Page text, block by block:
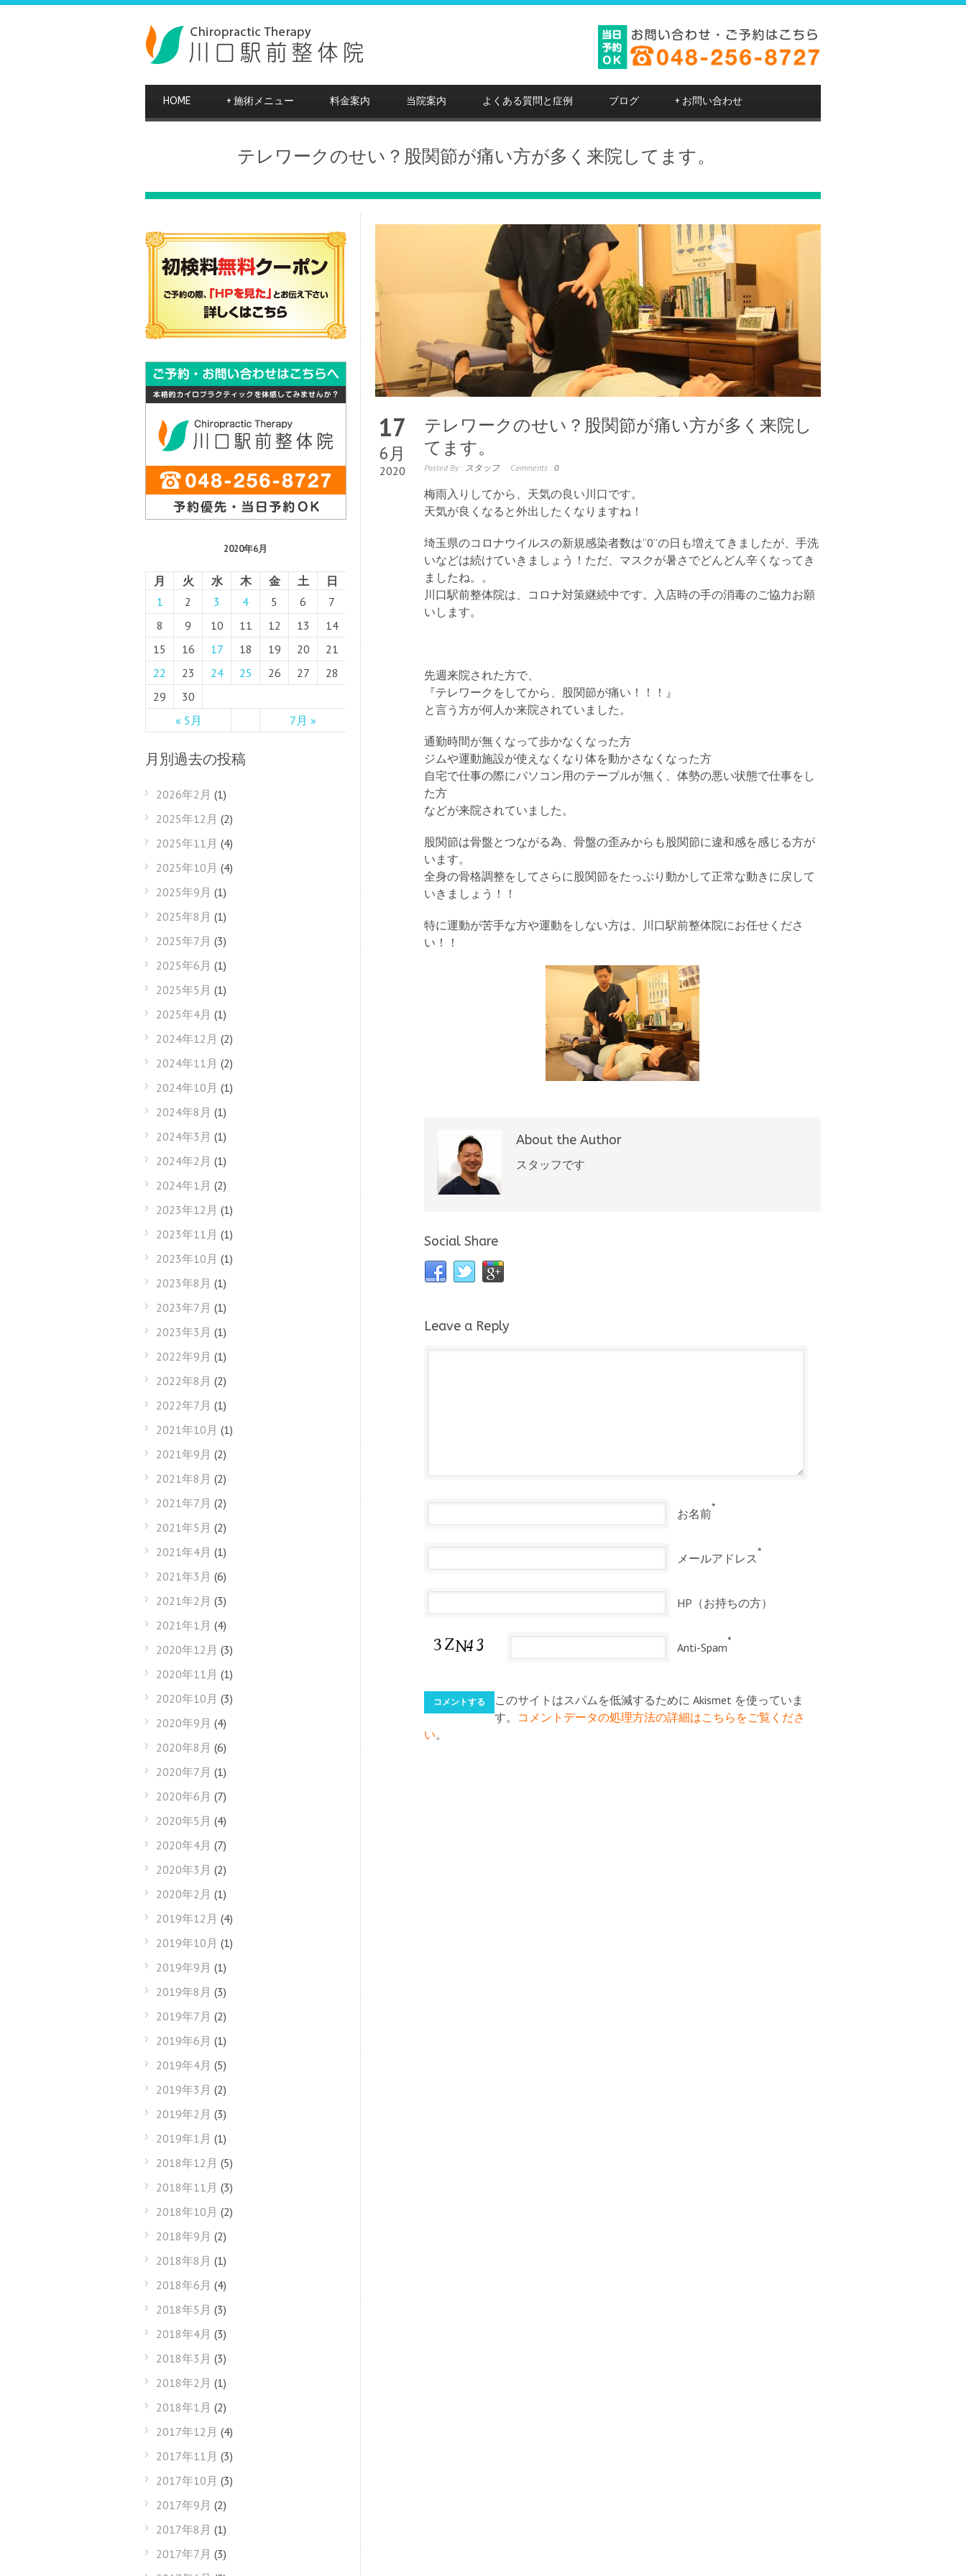
HOME 施術メニュー
+ 料金案内 当院案内 よくある質問と症例 ブログ お問い合わせ
+
テレワークのせい？股関節が痛い方が多く来院してます。
17
6月
2020
テレワークのせい？股関節が痛い方が多く来院し
てます。
Posted By : スタッフ Comments : 0
梅雨入りしてから、天気の良い川口です。
天気が良くなると外出したくなりますね！
埼玉県のコロナウイルスの新規感染者数は“0”の日も増えてきましたが、手洗
いなどは続けていきましょう！ただ、マスクが暑さでどんどん辛くなってき
ましたね。。
川口駅前整体院は、コロナ対策継続中です。入店時の手の消毒のご協力お願
いします。
先週来院された方で、
『テレワークをしてから、股関節が痛い！！！』
と言う方が何人か来院されていました。
通勤時間が無くなって歩かなくなった方
ジムや運動施設が使えなくなり体を動かさなくなった方
自宅で仕事の際にパソコン用のテーブルが無く、体勢の悪い状態で仕事をし
た方
などが来院されていました。
股関節は骨盤とつながる為、骨盤の歪みからも股関節に違和感を感じる方が
います。
全身の骨格調整をしてさらに股関節をたっぷり動かして正常な動きに戻して
いきましょう！！
特に運動が苦手な方や運動をしない方は、川口駅前整体院にお任せくださ
い！！
About the Author
スタッフです
Social Share
Leave a Reply
お名前*
メールアドレス*
HP（お持ちの方）
Anti-Spam*
このサイトはスパムを低減するために Akismet を使っていま
す。 コメントデータの処理方法の詳細はこちらをご覧くださ
い。
2020年6月
月 火 水 木 金 土 日
« 5月 7月 »
1 2 3 4 5 6
7
8
9 10 11 12 13
14
15
16 17 18 19 20
21
22
23 24 25 26 27
28
29
30
月別過去の投稿
2026年2月 (1)
2025年12月 (2)
2025年11月 (4)
2025年10月 (4)
2025年9月 (1)
2025年8月 (1)
2025年7月 (3)
2025年6月 (1)
2025年5月 (1)
2025年4月 (1)
2024年12月 (2)
2024年11月 (2)
2024年10月 (1)
2024年8月 (1)
2024年3月 (1)
2024年2月 (1)
2024年1月 (2)
2023年12月 (1)
2023年11月 (1)
2023年10月 (1)
2023年8月 (1)
2023年7月 (1)
2023年3月 (1)
2022年9月 (1)
2022年8月 (2)
2022年7月 (1)
2021年10月 (1)
2021年9月 (2)
2021年8月 (2)
2021年7月 (2)
2021年5月 (2)
2021年4月 (1)
2021年3月 (6)
2021年2月 (3)
2021年1月 (4)
2020年12月 (3)
2020年11月 (1)
2020年10月 (3)
2020年9月 (4)
2020年8月 (6)
2020年7月 (1)
2020年6月 (7)
2020年5月 (4)
2020年4月 (7)
2020年3月 (2)
2020年2月 (1)
2019年12月 (4)
2019年10月 (1)
2019年9月 (1)
2019年8月 (3)
2019年7月 (2)
2019年6月 (1)
2019年4月 (5)
2019年3月 (2)
2019年2月 (3)
2019年1月 (1)
2018年12月 (5)
2018年11月 (3)
2018年10月 (2)
2018年9月 (2)
2018年8月 (1)
2018年6月 (4)
2018年5月 (3)
2018年4月 (3)
2018年3月 (3)
2018年2月 (1)
2018年1月 (2)
2017年12月 (4)
2017年11月 (3)
2017年10月 (3)
2017年9月 (2)
2017年8月 (1)
2017年7月 (3)